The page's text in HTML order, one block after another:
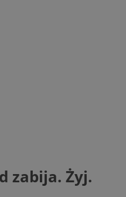
zabija. Żyj.